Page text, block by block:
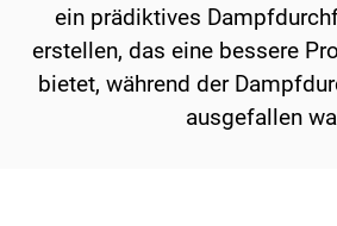
ein prädiktives
erstellen, das eine bessere
bietet, während der
ausgefallen